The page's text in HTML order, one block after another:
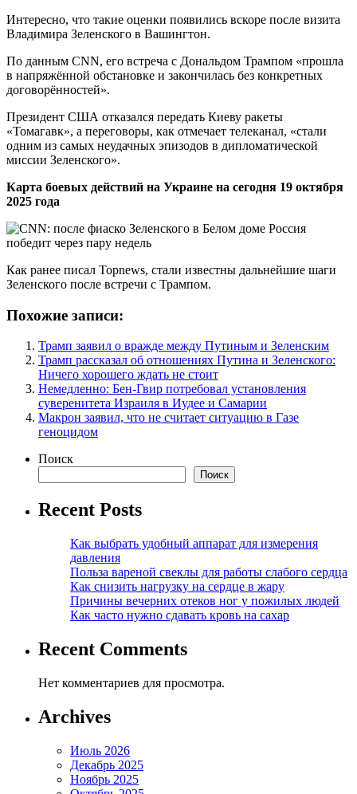
Интересно, что такие оценки появились вскоре после визита
Владимира Зеленского в Вашингтон.
По данным CNN, его встреча с Дональдом Трампом «прошла
в напряжённой обстановке и закончилась без конкретных
договорённостей».
Президент США отказался передать Киеву ракеты
«Томагавк», а переговоры, как отмечает телеканал, «стали
одним из самых неудачных эпизодов в дипломатической
миссии Зеленского».
Карта боевых действий на Украине на сегодня 19 октября
2025 года
Как ранее писал Topnews, стали известны дальнейшие шаги
Зеленского после встречи с Трампом.
Похожие записи:
Трамп заявил о вражде между Путиным и Зеленским
Трамп рассказал об отношениях Путина и Зеленского:
Ничего хорошего ждать не стоит
Немедленно: Бен-Гвир потребовал установления
суверенитета Израиля в Иудее и Самарии
Макрон заявил, что не считает ситуацию в Газе
геноцидом
Поиск
Поиск
Recent Posts
Как выбрать удобный аппарат для измерения
давления
Польза вареной свеклы для работы слабого сердца
Как снизить нагрузку на сердце в жару
Причины вечерних отеков ног у пожилых людей
Как часто нужно сдавать кровь на сахар
Recent Comments
Нет комментариев для просмотра.
Archives
Июль 2026
Декабрь 2025
Ноябрь 2025